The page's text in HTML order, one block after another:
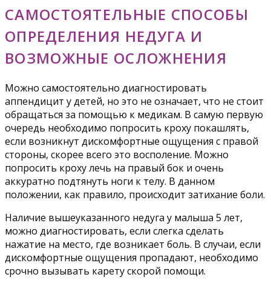
САМОСТОЯТЕЛЬНЫЕ СПОСОБЫ
ОПРЕДЕЛЕНИЯ НЕДУГА И
ВОЗМОЖНЫЕ ОСЛОЖНЕНИЯ
Можно самостоятельно диагностировать
аппендицит у детей, но это не означает, что не стоит
обращаться за помощью к медикам. В самую первую
очередь необходимо попросить кроху покашлять,
если возникнут дискомфортные ощущения с правой
стороны, скорее всего это восполение. Можно
попросить кроху лечь на правый бок и очень
аккуратно подтянуть ноги к телу. В данном
положении, как правило, происходит затихание боли.
Наличие вышеуказанного недуга у малыша 5 лет,
можно диагностировать, если слегка сделать
нажатие на место, где возникает боль. В случаи, если
дискомфортные ощущения пропадают, необходимо
срочно вызывать карету скорой помощи.